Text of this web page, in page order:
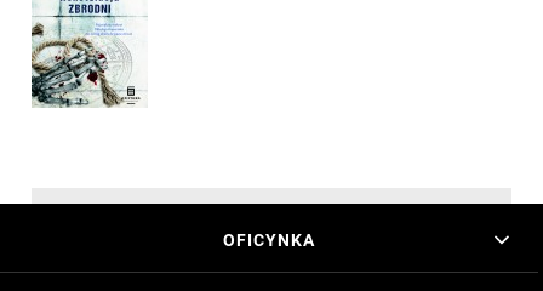
OFICYNKA